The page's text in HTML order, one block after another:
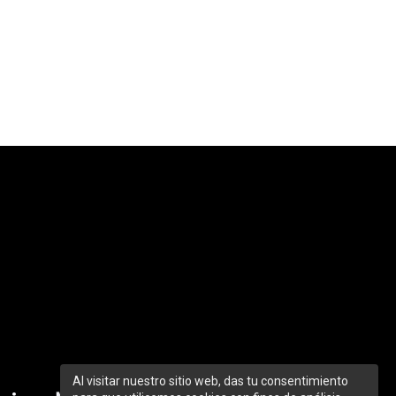
Al visitar nuestro sitio web, das tu consentimiento